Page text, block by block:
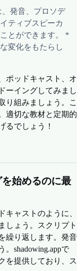
発音、プロソデ
ティブスピーカ
とができます。 *
変化をもたらし
ポッドキャスト、オ
ーイングしてみまし
り組みましょう。こ
適切な教材と定期的
るでしょう！
始めるのに最
キャストのように、
しょう。スクリプト
繰り返します。発音
shadowing.appで
を提供しており、ス